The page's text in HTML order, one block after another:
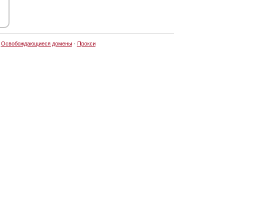
Освобождающиеся домены· Прокси